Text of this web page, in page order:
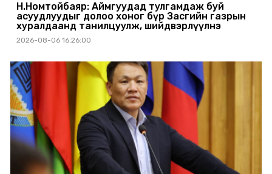
Н.Номтойбаяр: Аймгуудад тулгамдаж буй
асуудлуудыг долоо хоног бүр Засгийн газрын
хуралдаанд танилцуулж, шийдвэрлүүлнэ
2026-08-06 16:26:00